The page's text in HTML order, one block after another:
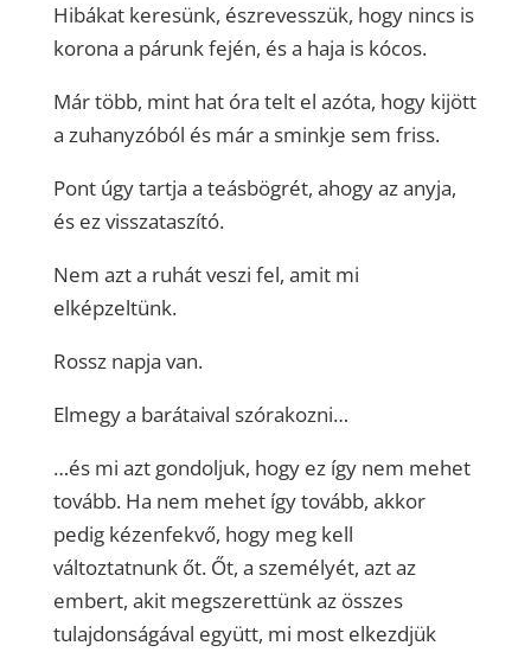
Hibákat keresünk, észrevesszük, hogy nincs is
korona a párunk fején, és a haja is kócos.
Már több, mint hat óra telt el azóta, hogy kijött
a zuhanyzóból és már a sminkje sem friss.
Pont úgy tartja a teásbögrét, ahogy az anyja,
és ez visszataszító.
Nem azt a ruhát veszi fel, amit mi
elképzeltünk.
Rossz napja van.
Elmegy a barátaival szórakozni…
…és mi azt gondoljuk, hogy ez így nem mehet
tovább. Ha nem mehet így tovább, akkor
pedig kézenfekvő, hogy meg kell
változtatnunk őt. Őt, a személyét, azt az
embert, akit megszerettünk az összes
tulajdonságával együtt, mi most elkezdjük